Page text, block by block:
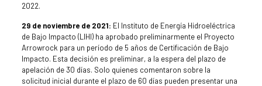
2022.
29 de noviembre de 2021: El Instituto de Energía Hidroeléctrica
de Bajo Impacto (LIHI) ha aprobado preliminarmente el Proyecto
Arrowrock para un período de 5 años de Certificación de Bajo
Impacto. Esta decisión es preliminar, a la espera del plazo de
apelación de 30 días. Solo quienes comentaron sobre la
solicitud inicial durante el plazo de 60 días pueden presentar una